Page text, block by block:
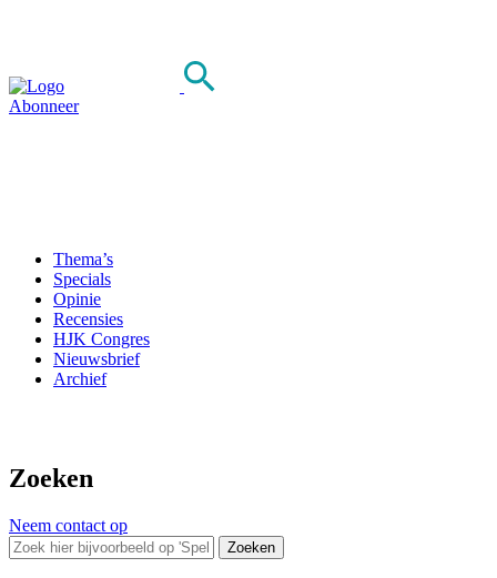
Abonneer
Thema’s
Specials
Opinie
Recensies
HJK Congres
Nieuwsbrief
Archief
Zoeken
Neem contact op
Zoeken